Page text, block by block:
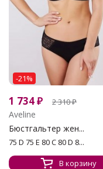
-21%
1 734₽ 2 310₽
Aveline
Бюстгальтер жен...
75 D 75 E 80 C 80 D 8...
В корзину